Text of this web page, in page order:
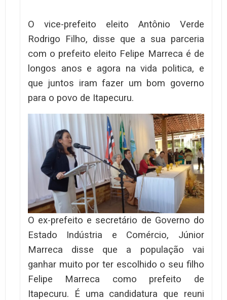
O vice-prefeito eleito Antônio Verde
Rodrigo Filho, disse que a sua parceria
com o prefeito eleito Felipe Marreca é de
longos anos e agora na vida politica, e
que juntos iram fazer um bom governo
para o povo de Itapecuru.
O ex-prefeito e secretário de Governo do
Estado Indústria e Comércio, Júnior
Marreca disse que a população vai
ganhar muito por ter escolhido o seu filho
Felipe Marreca como prefeito de
Itapecuru. É uma candidatura que reuni